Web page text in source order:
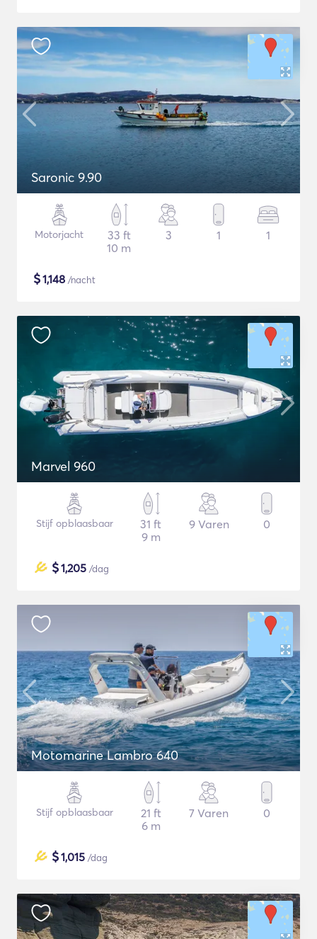
Saronic 9.90
Motorjacht
33 ft
10 m
3 1 1
$1,148 /nacht
Μarvel 960
Stijf opblaasbaar
31 ft
9 m
9 Varen 0
$1,205 /dag
Motomarine Lambro 640
Stijf opblaasbaar
21 ft
6 m
7 Varen 0
$1,015 /dag